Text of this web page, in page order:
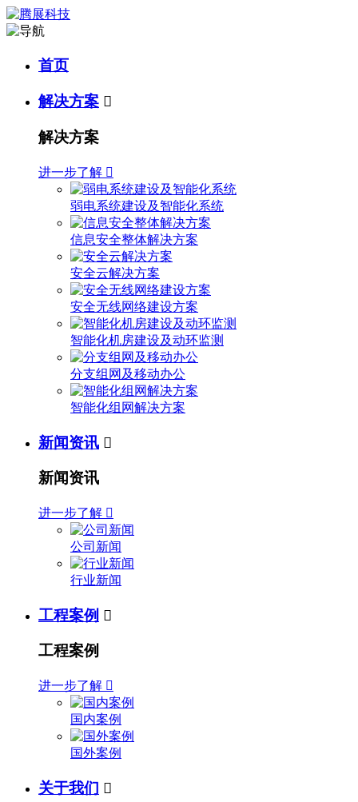
首页
解决方案 
解决方案
进一步了解 
弱电系统建设及智能化系统
信息安全整体解决方案
安全云解决方案
安全无线网络建设方案
智能化机房建设及动环监测
分支组网及移动办公
智能化组网解决方案
新闻资讯 
新闻资讯
进一步了解 
公司新闻
行业新闻
工程案例 
工程案例
进一步了解 
国内案例
国外案例
关于我们 